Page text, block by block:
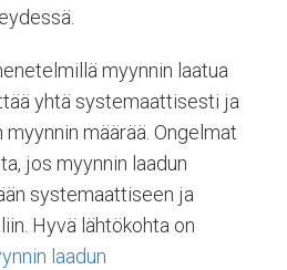
myynnin laatua
yhtä systemaattisesti ja
määrää. Ongelmat
jos myynnin laadun
systemaattiseen ja
Hyvä lähtökohta on
laadun